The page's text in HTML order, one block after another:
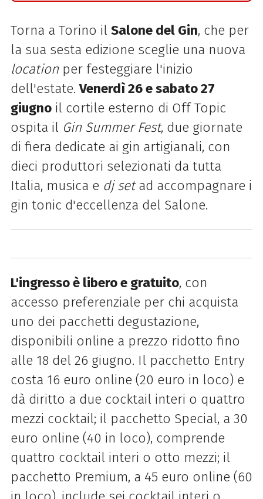
Torna a Torino il Salone del Gin, che per
la sua sesta edizione sceglie una nuova
locationper festeggiare l'inizio
dell'estate.Venerdì 26 e sabato 27
giugnoil cortile esterno di Off Topic
ospita il Gin Summer Fest, due giornate
di fiera dedicate ai gin artigianali, con
dieci produttori selezionati da tutta
Italia, musica e dj setad accompagnare i
gin tonic d'eccellenza del Salone.
L'ingresso è libero e gratuito, con
accesso preferenziale per chi acquista
uno dei pacchetti degustazione,
disponibili online a prezzo ridotto fino
alle 18 del 26 giugno. Il pacchetto Entry
costa 16 euro online (20 euro in loco) e
dà diritto a due cocktail interi o quattro
mezzi cocktail; il pacchetto Special, a 30
euro online (40 in loco), comprende
quattro cocktail interi o otto mezzi; il
pacchetto Premium, a 45 euro online (60